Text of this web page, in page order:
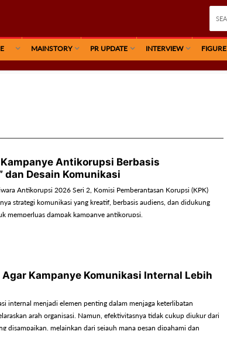
MAINSTORY PR UPDATE INTERVIEW FIGURE
Antikorupsi Berbasis
dan Desain Komunikasi
Antikorupsi 2026 Seri 2, Komisi Pemberantasan Korupsi (KPK)
strategi komunikasi yang kreatif, berbasis audiens, dan didukung
memperluas dampak kampanye antikorupsi.
Kampanye Komunikasi Internal Lebih
internal menjadi elemen penting dalam menjaga keterlibatan
arah organisasi. Namun, efektivitasnya tidak cukup diukur dari
disampaikan, melainkan dari sejauh mana pesan dipahami dan
perilaku.